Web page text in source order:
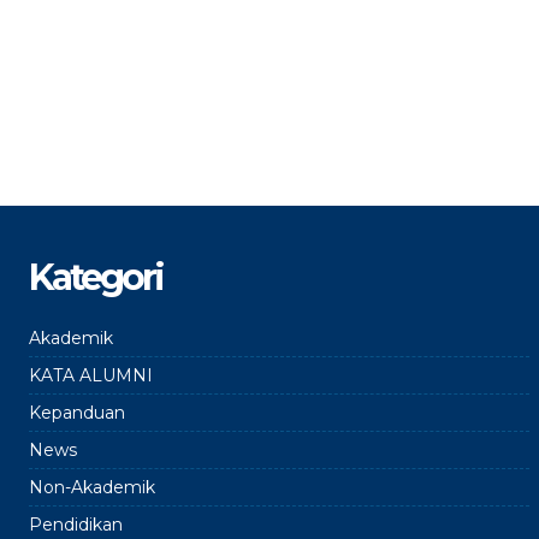
Kategori
Akademik
KATA ALUMNI
Kepanduan
News
Non-Akademik
Pendidikan